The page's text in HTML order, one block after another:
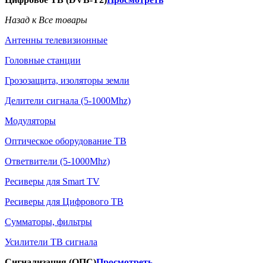
Назад к Все товары
Антенны телевизионные
Головные станции
Грозозащита, изоляторы земли
Делители сигнала (5-1000Mhz)
Модуляторы
Оптическое оборудование ТВ
Ответвители (5-1000Mhz)
Ресиверы для Smart TV
Ресиверы для Цифрового ТВ
Сумматоры, фильтры
Усилители ТВ сигнала